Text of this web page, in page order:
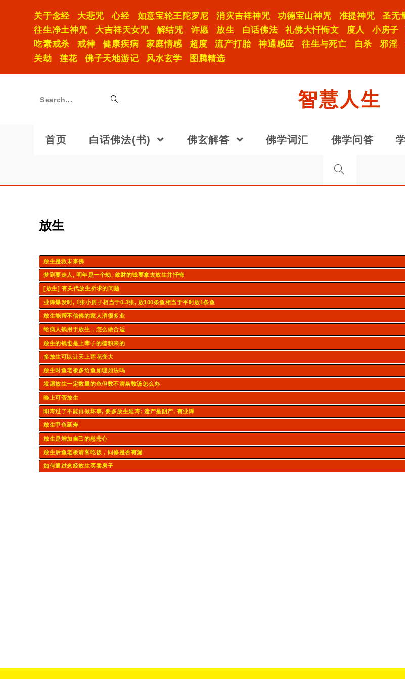
关于念经 大悲咒 心经 如意宝轮王陀罗尼 消灾吉祥神咒 功德宝山神咒 准提神咒 圣无
往生净土神咒
大吉祥天女咒 解结咒 许愿 放生 白话佛法 礼佛大忏悔文 度人 小房子
吃素戒杀
戒律 健康疾病 家庭情感 超度 流产打胎 神通感应 往生与死亡 自杀 邪淫
关劫
莲花 佛子天地游记 风水玄学 图腾精选
Search... 智慧人生
首页 白话佛法(书) 佛玄解答 佛学词汇 佛学问答
放生
放生是救未来佛
梦到要走人, 明年是一个劫, 敛财的钱要拿去放生并忏悔
[放生] 有关代放生祈求的问题
业障爆发时, 1张小房子相当于0.3张, 放100条鱼相当于平时放1条鱼
放生能帮不信佛的家人消很多业
给病人钱用于放生，怎么做合适
放生的钱也是上辈子的德积来的
多放生可以让天上莲花变大
放生时鱼老板多给鱼如理如法吗
发愿放生一定数量的鱼但数不清条数该怎么办
晚上可否放生
阳寿过了不能再做坏事, 要多放生延寿; 遗产是阴产, 有业障
放生甲鱼延寿
放生是增加自己的慈悲心
放生后鱼老板请客吃饭，同修是否有漏
如何通过念经放生买卖房子